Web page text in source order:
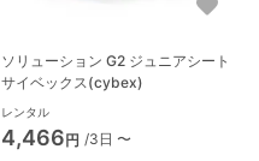
ソリューション G2 ジュニアシート
サイベックス(cybex)
レンタル
4,466円 /3日 〜